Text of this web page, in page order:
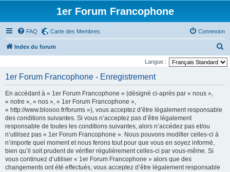
1er Forum Francophone
FAQ Carte des Membres Connexion
Index du forum
e
Langue :
1er Forum Francophone - Enregistrement
En accédant à « 1er Forum Francophone » (désigné ci-après par « nous »,
« notre », « nos », « 1er Forum Francophone »,
« http://www.bloooo.fr/forums »), vous acceptez d’être légalement responsable
des conditions suivantes. Si vous n’acceptez pas d’être légalement
responsable de toutes les conditions suivantes, alors n’accédez pas et/ou
n’utilisez pas « 1er Forum Francophone ». Nous pouvons modifier celles-ci à
n’importe quel moment et nous ferons tout pour que vous en soyez informé,
bien qu’il soit prudent de vérifier régulièrement celles-ci par vous-même. Si
vous continuez d’utiliser « 1er Forum Francophone » alors que des
changements ont été effectués, vous acceptez d’être légalement responsable